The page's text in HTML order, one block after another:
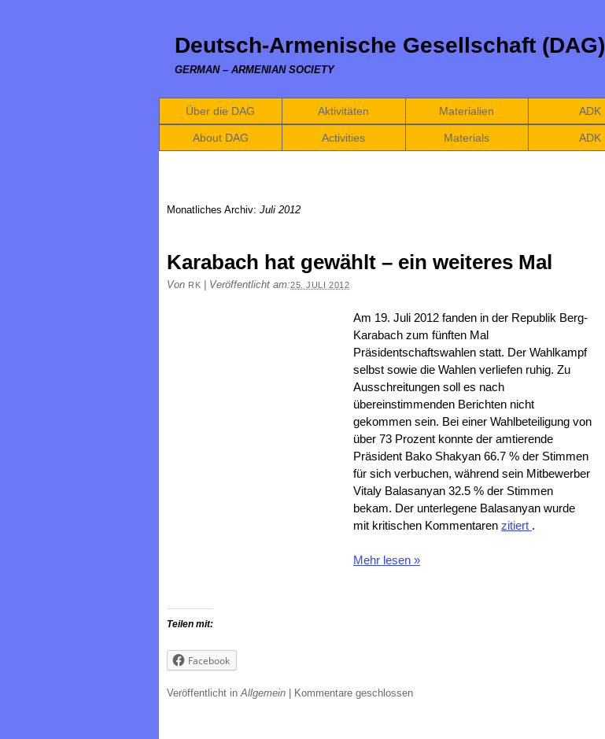
Deutsch-Armenische Gesellschaft (DAG)
GERMAN – ARMENIAN SOCIETY
Über die DAG Aktivitäten Materialien ADK
About DAG Activities Materials ADK
Monatliches Archiv: Juli 2012
Karabach hat gewählt – ein weiteres Mal
Von RK Veröffentlicht am:25. JULI 2012
Am 19. Juli 2012 fanden in der Republik Berg-
Karabach zum fünften Mal
Präsidentschaftswahlen statt. Der Wahlkampf
selbst sowie die Wahlen verliefen ruhig. Zu
Ausschreitungen soll es nach
übereinstimmenden Berichten nicht
gekommen sein. Bei einer Wahlbeteiligung von
über 73 Prozent konnte der amtierende
Präsident Bako Shakyan 66.7 % der Stimmen
für sich verbuchen, während sein Mitbewerber
Vitaly Balasanyan 32.5 % der Stimmen
bekam. Der unterlegene Balasanyan wurde
mit kritischen Kommentaren zitiert .
Mehr lesen »
Teilen mit:
Facebook
Veröffentlicht inAllgemein Kommentare geschlossen